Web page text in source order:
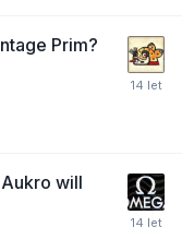
Prim?
will